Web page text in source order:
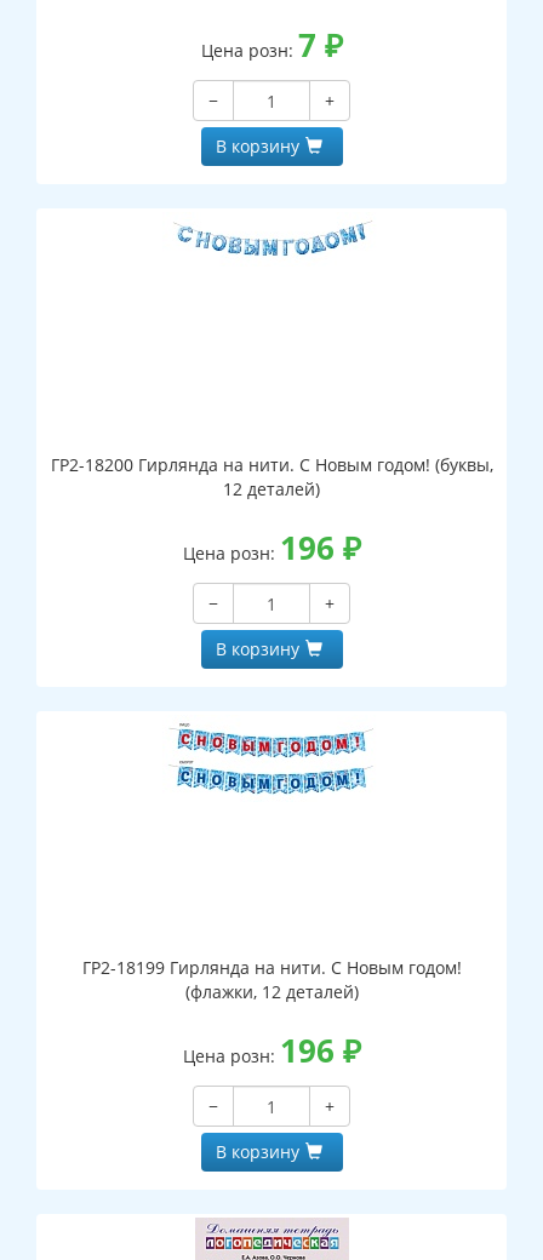
Цена розн: 7 ₽
−
+
В корзину
ГР2-18200 Гирлянда на нити. С Новым годом! (буквы,
12 деталей)
Цена розн: 196 ₽
−
+
В корзину
ГР2-18199 Гирлянда на нити. С Новым годом!
(флажки, 12 деталей)
Цена розн: 196 ₽
−
+
В корзину